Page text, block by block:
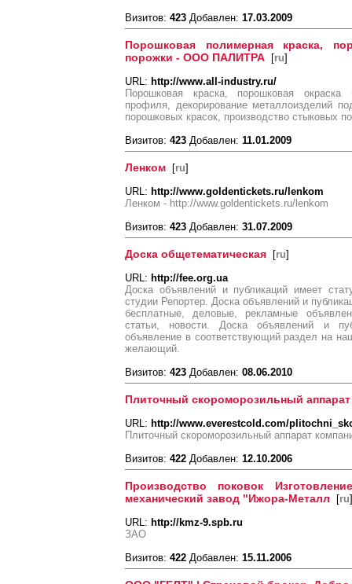
Визитов: 423 Добавлен: 17.03.2009
Порошковая полимерная краска,
порожки - ООО ПАЛИТРА [ru]
URL: http://www.all-industry.ru/
Порошковая краска, порошковая
профиля, декорирование металлоизделий
порошковых красок, производство стыковых
Визитов: 423 Добавлен: 11.01.2009
Ленком [ru]
URL: http://www.goldentickets.ru/lenkom
Ленком - http://www.goldentickets.ru/lenkom
Визитов: 423 Добавлен: 31.07.2009
Доска общетематическая [ru]
URL: http://fee.org.ua
Доска объявлений и публикаций имеет
студии Репортер. Доска объявлений и
бесплатные, деловые, рекламные
статьи, новости. Доска объявлений и
объявление в соответствующий раздел на
желающий.
Визитов: 423 Добавлен: 08.06.2010
Плиточный скороморозильный
URL: http://www.everestcold.com/
Плиточный скороморозильный аппарат
Визитов: 422 Добавлен: 12.10.2006
Производство поковок
механический завод "Ижора-Металл [ru]
URL: http://kmz-9.spb.ru
ЗАО
Визитов: 422 Добавлен: 15.11.2006